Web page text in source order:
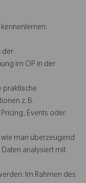
der
im OP in der
praktische
z. B.
Events oder
man überzeugend
analysiert mit
Im Rahmen des